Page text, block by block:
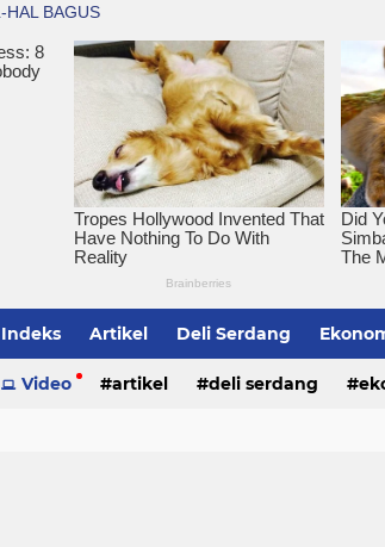
Indeks Artikel Deli Serdang
Simalungun Sumatera Utara Tebing
Video artikel deli serdang